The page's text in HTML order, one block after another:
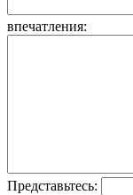
впечатления:
Представьтесь: